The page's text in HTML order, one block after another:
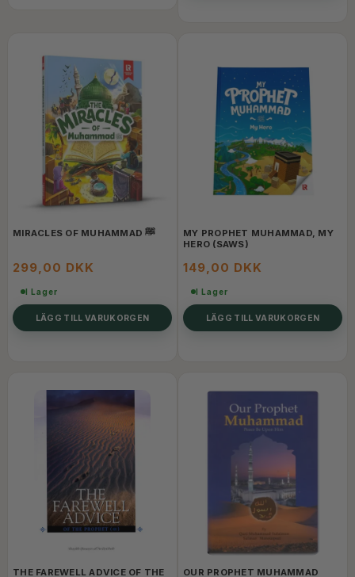
MIRACLES OF MUHAMMAD ﷺ
299,00 DKK
I Lager
LÄGG TILL VARUKORGEN
MY PROPHET MUHAMMAD, MY
HERO (SAWS)
149,00 DKK
I Lager
LÄGG TILL VARUKORGEN
THE FAREWELL ADVICE OF THE OUR PROPHET MUHAMMAD